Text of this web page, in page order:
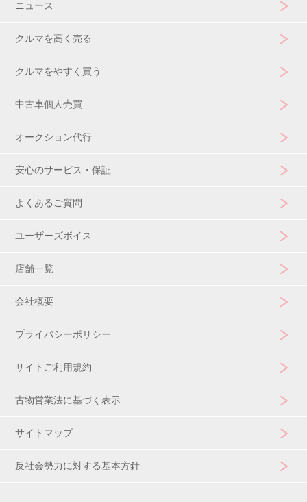
ニュース
クルマを高く売る
クルマをやすく買う
中古車個人売買
オークション代行
安心のサービス・保証
よくあるご質問
ユーザーズボイス
店舗一覧
会社概要
プライバシーポリシー
サイトご利用規約
古物営業法に基づく表示
サイトマップ
反社会勢力に対する基本方針